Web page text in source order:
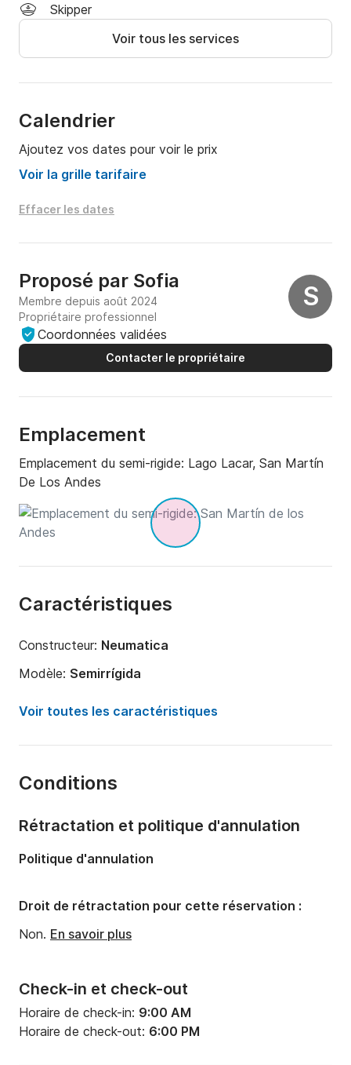
Skipper
Voir tous les services
Calendrier
Ajoutez vos dates pour voir le prix
Voir la grille tarifaire
Effacer les dates
S
Proposé par Sofia
Membre depuis août 2024
Propriétaire professionnel
Coordonnées validées
Contacter le propriétaire
Emplacement
Emplacement du semi-rigide: Lago Lacar, San Martín
De Los Andes
Caractéristiques
Constructeur: Neumatica
Modèle: Semirrígida
Longueur:
Voir toutes les caractéristiques
Conditions
Check-in et check-out
Horaire de check-in: 9:00 AM
Horaire de check-out: 6:00 PM
Rétractation et politique d'annulation
Politique d'annulation
Droit de rétractation pour cette réservation :
Non. En savoir plus